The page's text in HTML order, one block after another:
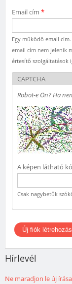
Email cím *
Egy működő email
email cím nem jelenik
értesítő szolgáltatások
CAPTCHA
Robot-e Ön? Ha
A képen látható
Csak nagybetűk
Hírlevél
Ne maradjon le új